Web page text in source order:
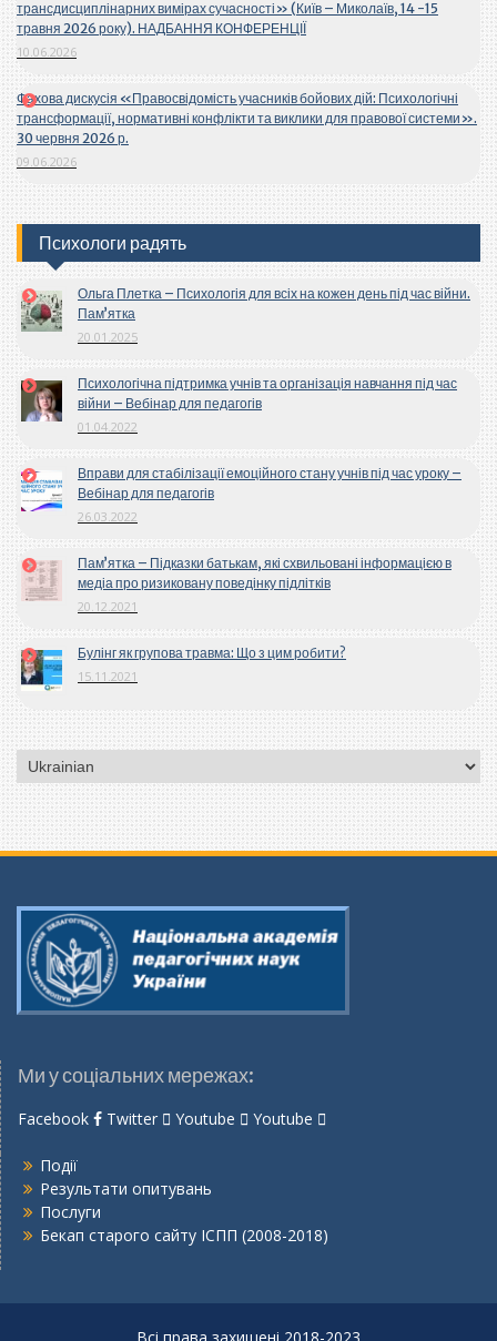
трансдисциплінарних вимірах сучасності» (Київ – Миколаїв, 14 -15
травня 2026 року). НАДБАННЯ КОНФЕРЕНЦІЇ
10.06.2026
Фахова дискусія «Правосвідомість учасників бойових дій: Психологічні
трансформації, нормативні конфлікти та виклики для правової системи».
30 червня 2026 р.
09.06.2026
Психологи радять
Ольга Плетка – Психологія для всіх на кожен день під час війни.
Пам’ятка
20.01.2025
Психологічна підтримка учнів та організація навчання під час
війни – Вебінар для педагогів
01.04.2022
Вправи для стабілізації емоційного стану учнів під час уроку –
Вебінар для педагогів
26.03.2022
Пам’ятка – Підказки батькам, які схвильовані інформацією в
медіа про ризиковану поведінку підлітків
20.12.2021
Булінг як групова травма: Що з цим робити?
15.11.2021
Вибрати
мову
Ми у соціальних мережах:
Facebook Twitter Youtube Youtube
Події
Результати опитувань
Послуги
Бекап старого сайту ІСПП (2008-2018)